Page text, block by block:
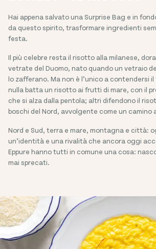
Hai appena salvato una Surprise Bag e in
da questo spirito, trasformare ingredienti
festa.
Il più celebre resta il risotto alla milanese,
vetrate del Duomo, nato quando un vetraio
lo zafferano. Ma non è l’unico a contendersi
nulla batta un risotto ai frutti di mare, con il
che si alza dalla pentola; altri difendono il
boschi del Nord, avvolgente come un camino
Nord e Sud, terra e mare, montagna e città:
un’identità e una rivalità che ancora oggi
Eppure hanno tutti in comune una cosa:
mai sprecati.